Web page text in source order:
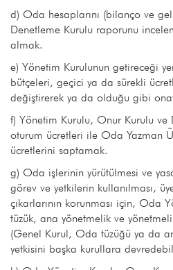
d) Oda hesaplarını (bilanço ve
Denetleme Kurulu raporunu
almak.
e) Yönetim Kurulunun getireceği
bütçeleri, geçici ya da sürekli
değiştirerek ya da olduğu gibi
f) Yönetim Kurulu, Onur Kurulu ve
oturum ücretleri ile Oda Yazman
ücretlerini saptamak.
g) Oda işlerinin yürütülmesi ve
görev ve yetkilerin kullanılması,
çıkarlarının korunması için, Oda
tüzük, ana yönetmelik ve
(Genel Kurul, Oda tüzüğü ya da
yetkisini başka kurullara